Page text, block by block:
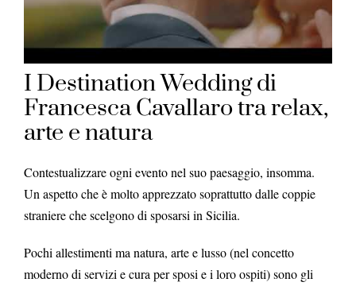
I Destination Wedding di
Francesca Cavallaro tra relax,
arte e natura
Contestualizzare ogni evento nel suo paesaggio, insomma.
Un aspetto che è molto apprezzato soprattutto dalle coppie
straniere che scelgono di sposarsi in Sicilia.
Pochi allestimenti ma natura, arte e lusso (nel concetto
moderno di servizi e cura per sposi e i loro ospiti) sono gli